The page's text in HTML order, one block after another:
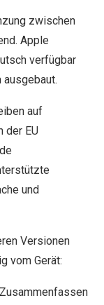
zwischen
Apple
verfügbar
auf
der EU
und
Versionen
vom Gerät: